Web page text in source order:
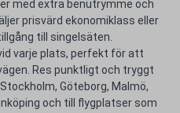
med extra benutrymme och
prisvärd ekonomiklass eller
till singelsäten.​
varje plats, perfekt för att
Res punktligt och tryggt
Göteborg, Malmö,
och till flygplatser som